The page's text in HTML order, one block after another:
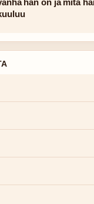
hän on ja mitä